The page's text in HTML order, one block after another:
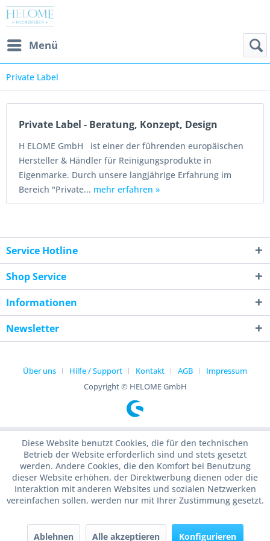
Menü
Private Label
Private Label - Beratung, Konzept, Design
H ELOME GmbH ist einer der führenden europäischen
Hersteller & Händler für Reinigungsprodukte in
Eigenmarke. Durch unsere langjährige Erfahrung im
Bereich "Private... mehr erfahren »
Service Hotline
Shop Service
Informationen
Newsletter
Über uns Hilfe / Support Kontakt AGB
Impressum
Copyright © HELOME GmbH
Diese Website benutzt Cookies, die für den technischen
Betrieb der Website erforderlich sind und stets gesetzt
werden. Andere Cookies, die den Komfort bei Benutzung
dieser Website erhöhen, der Direktwerbung dienen oder die
Interaktion mit anderen Websites und sozialen Netzwerken
vereinfachen sollen, werden nur mit Ihrer Zustimmung gesetzt.
Ablehnen Alle akzeptieren Konfigurieren